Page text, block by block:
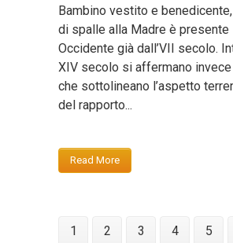
Bambino vestito e
di spalle alla Madre è presente
Occidente già dall’VII secolo.
XIV secolo si affermano
che sottolineano l’aspetto
del rapporto...
Read More
1 2 3 4 5